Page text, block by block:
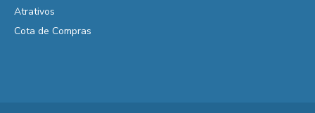
Atrativos
Cota de Compras